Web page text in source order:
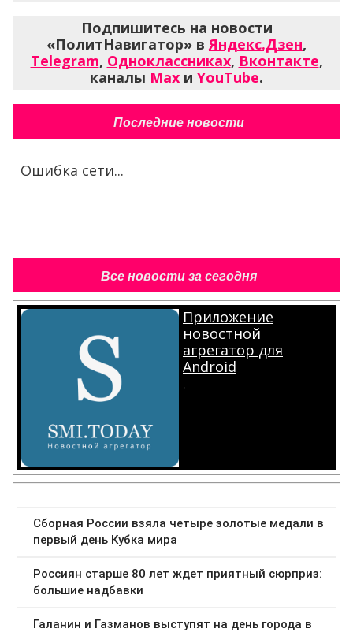
Подпишитесь на новости
«ПолитНавигатор» вЯндекс.Дзен,
Telegram, Одноклассниках, Вконтакте,
каналы Max и YouTube.
Последние новости
Ошибка сети...
Все новости за сегодня
Приложение
новостной
агрегатор для
Android
.